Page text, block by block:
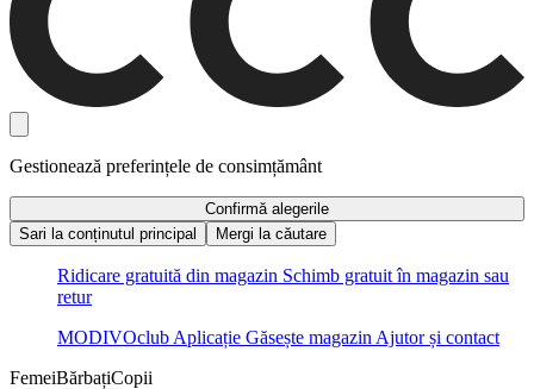
Gestionează preferințele de consimțământ
Confirmă alegerile
Sari la conținutul principal
Mergi la căutare
Ridicare gratuită din magazin Schimb gratuit în magazin sau
retur
MODIVOclub Aplicație Găsește magazin Ajutor și contact
FemeiBărbațiCopii